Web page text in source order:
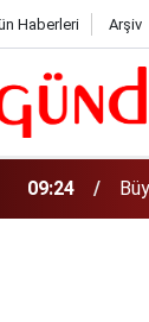
Haberleri Arşiv
09:12